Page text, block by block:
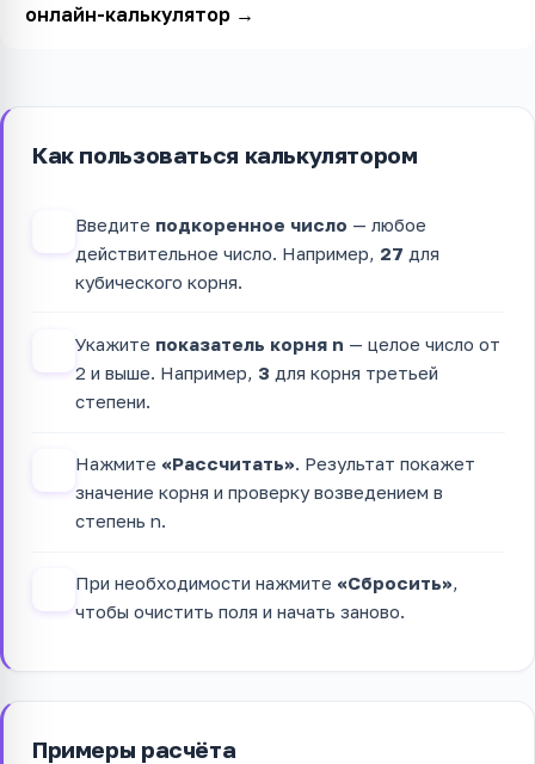
онлайн-калькулятор→
Как пользоваться калькулятором
Введите подкоренное число — любое
действительное число. Например, 27 для
кубического корня.
Укажите показатель корня n — целое число от
2 и выше. Например, 3 для корня третьей
степени.
Нажмите «Рассчитать». Результат покажет
значение корня и проверку возведением в
степень n.
При необходимости нажмите «Сбросить»,
чтобы очистить поля и начать заново.
Примеры расчёта